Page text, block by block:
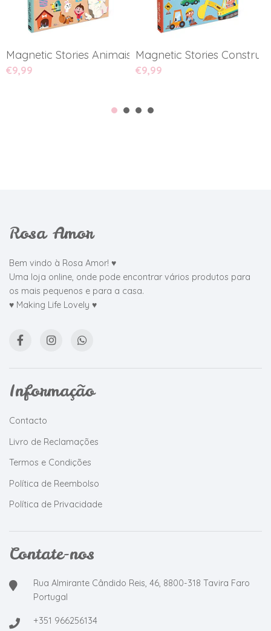
Magnetic Stories Animais Do...
€9,99
Magnetic Stories
€9,99
Rosa Amor
Bem vindo à Rosa Amor! ♥
Uma loja online, onde pode encontrar vários produtos para
os mais pequenos e para a casa.
♥ Making Life Lovely ♥
Informação
Contacto
Livro de Reclamações
Termos e Condições
Política de Reembolso
Política de Privacidade
Contate-nos
Rua Almirante Cândido Reis, 46, 8800-318 Tavira Faro
Portugal
+351 966256134